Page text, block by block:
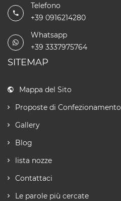
Telefono
+39 0916214280
Whatsapp
+39 3337975764
SITEMAP
Mappa del Sito
Proposte di Confezionamento
Gallery
Blog
lista nozze
Contattaci
Le parole più cercate